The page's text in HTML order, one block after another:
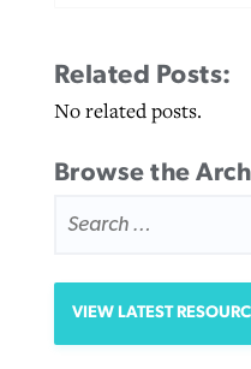
Related Posts:
No related posts.
Browse the
FOR:
VIEW LATEST